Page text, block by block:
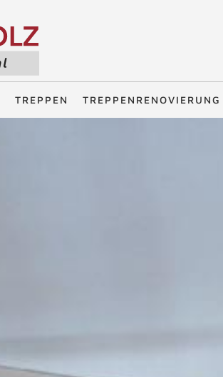
TREPPEN TREPPENRENOVIERUNG